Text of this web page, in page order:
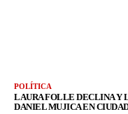
POLÍTICA
LAURA FOLLE DECLINA Y
DANIEL MUJICA EN